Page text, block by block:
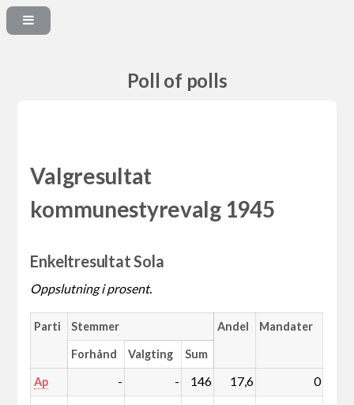
Poll of polls
Valgresultat
kommunestyrevalg 1945
Enkeltresultat Sola
Oppslutning i prosent.
Parti Stemmer Andel Mandater
Forhånd Valgting Sum
Ap - - 146 17,6 0